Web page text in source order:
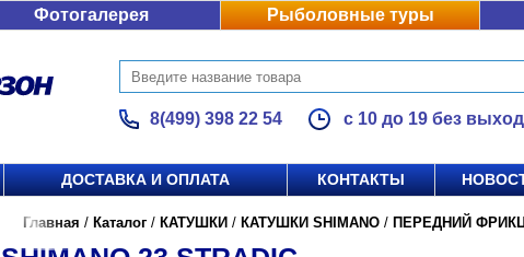
Фотогалерея Рыболовные туры
8(499) 398 22 54 с 10 до 19 без
ДОСТАВКА И ОПЛАТА КОНТАКТЫ
Главная / Каталог / КАТУШКИ / КАТУШКИ SHIMANO / ПЕРЕДНИЙ